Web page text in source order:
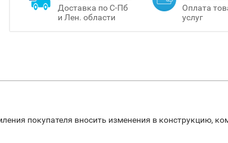
Доставка по С-Пб
и Лен. области
Оплата
услуг
покупателя вносить изменения в конструкцию,